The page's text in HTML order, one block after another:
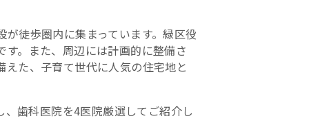
徒歩圏内に集まっています。緑区役
。また、周辺には計画的に整備さ
た、子育て世代に人気の住宅地と
歯科医院を4医院厳選してご紹介し